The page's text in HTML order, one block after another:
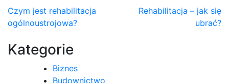
Nawigacja
wpisu
Czym jest rehabilitacja
ogólnoustrojowa?
Rehabilitacja – jak się
ubrać?
Kategorie
Biznes
Budownictwo